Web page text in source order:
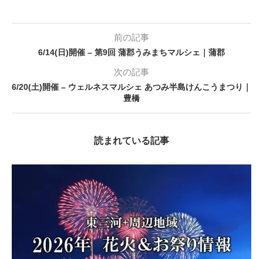
前の記事
6/14(日)開催 – 第9回 蒲郡うみまちマルシェ｜蒲郡
次の記事
6/20(土)開催 – ウェルネスマルシェ あつみ半島けんこうまつり｜
豊橋
読まれている記事